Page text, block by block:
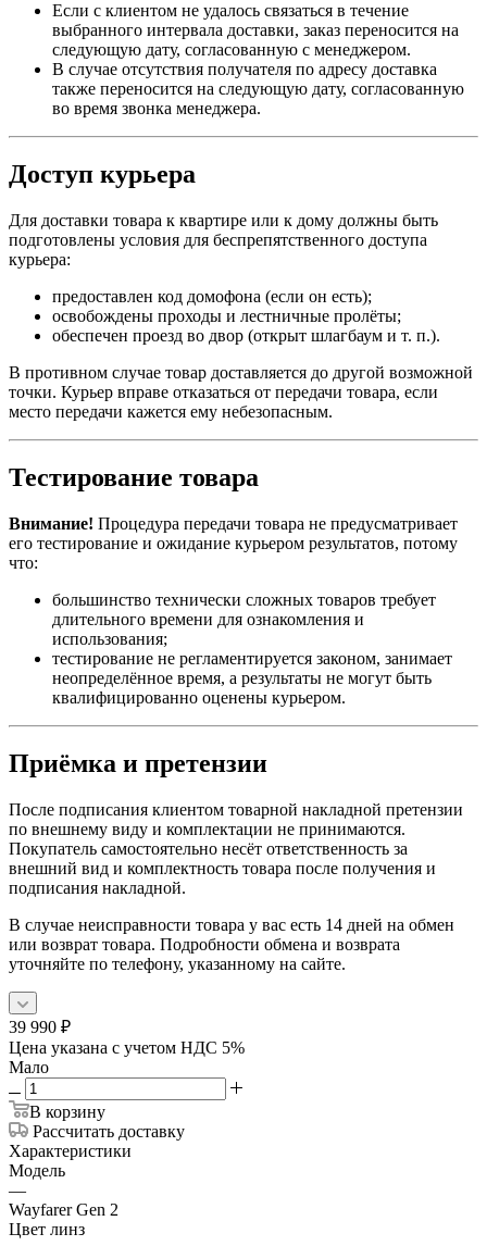
Если с клиентом не удалось связаться в течение
выбранного интервала доставки, заказ переносится на
следующую дату, согласованную с менеджером.
В случае отсутствия получателя по адресу доставка
также переносится на следующую дату, согласованную
во время звонка менеджера.
Доступ курьера
Для доставки товара к квартире или к дому должны быть
подготовлены условия для беспрепятственного доступа
курьера:
предоставлен код домофона (если он есть);
освобождены проходы и лестничные пролёты;
обеспечен проезд во двор (открыт шлагбаум и т. п.).
В противном случае товар доставляется до другой возможной
точки. Курьер вправе отказаться от передачи товара, если
место передачи кажется ему небезопасным.
Тестирование товара
Внимание! Процедура передачи товара не предусматривает
его тестирование и ожидание курьером результатов, потому
что:
большинство технически сложных товаров требует
длительного времени для ознакомления и
использования;
тестирование не регламентируется законом, занимает
неопределённое время, а результаты не могут быть
квалифицированно оценены курьером.
Приёмка и претензии
После подписания клиентом товарной накладной претензии
по внешнему виду и комплектации не принимаются.
Покупатель самостоятельно несёт ответственность за
внешний вид и комплектность товара после получения и
подписания накладной.
В случае неисправности товара у вас есть 14 дней на обмен
или возврат товара. Подробности обмена и возврата
уточняйте по телефону, указанному на сайте.
39 990 ₽
Цена указана с учетом НДС 5%
Мало
В корзину
Рассчитать доставку
Характеристики
Модель
—
Wayfarer Gen 2
Цвет линз